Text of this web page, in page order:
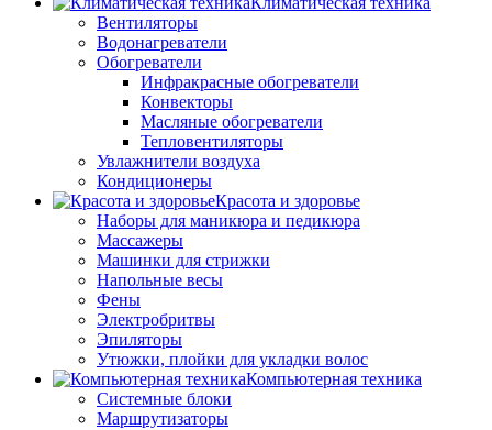
Вентиляторы
Водонагреватели
Обогреватели
Инфракрасные обогреватели
Конвекторы
Масляные обогреватели
Тепловентиляторы
Увлажнители воздуха
Кондиционеры
Красота и здоровье
Наборы для маникюра и педикюра
Массажеры
Машинки для стрижки
Напольные весы
Фены
Электробритвы
Эпиляторы
Утюжки, плойки для укладки волос
Компьютерная техника
Системные блоки
Маршрутизаторы